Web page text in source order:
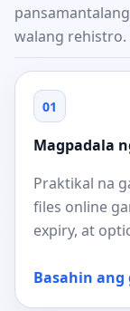
walang rehistro.
01
Magpadala
Praktikal na
files online
expiry, at
Basahin ang